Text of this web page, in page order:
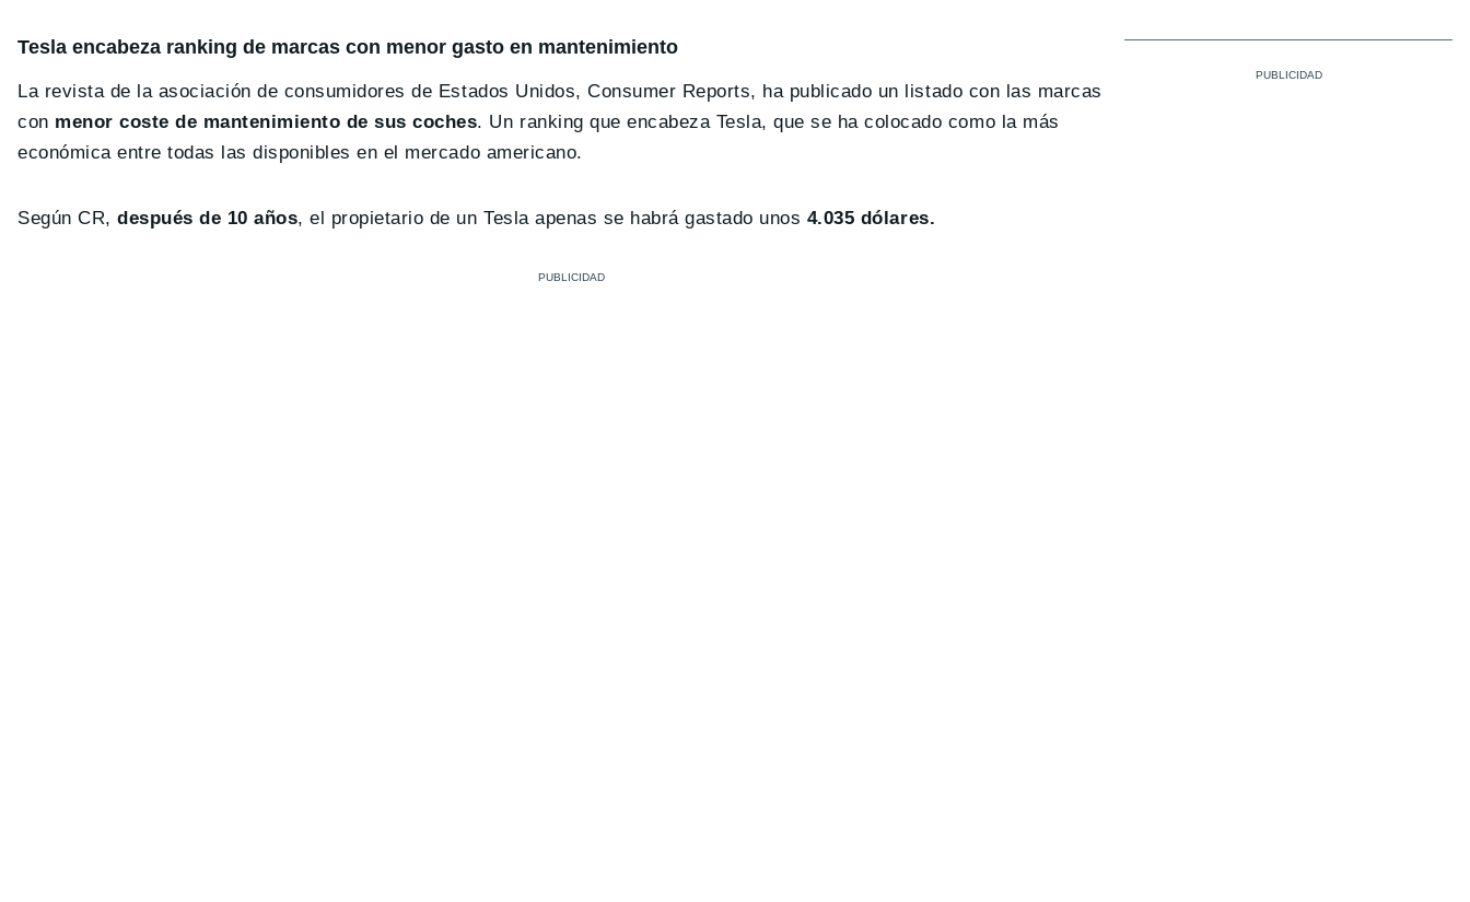
Tesla encabeza ranking de marcas con menor gasto en mantenimiento
La revista de la asociación de consumidores de Estados Unidos, Consumer Reports, ha publicado un listado con las marcas
con menor coste de mantenimiento de sus coches. Un ranking que encabeza Tesla, que se ha colocado como la más
económica entre todas las disponibles en el mercado americano.
Según CR,después de 10 años, el propietario de un Tesla apenas se habrá gastado unos 4.035 dólares.